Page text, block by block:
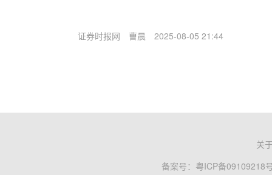
证券时报网 曹晨 2025-08-05 21:44
关
备案号： 粤ICP备09109218